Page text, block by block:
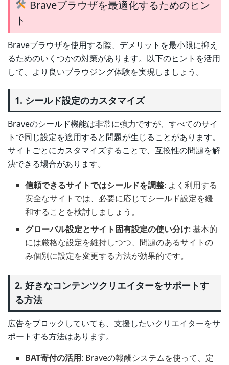
Braveブラウザを最適化するためのヒン
ト
Braveブラウザを使用する際、デメリットを最小限に抑え
るためのいくつかの対策があります。以下のヒントを活用
して、より良いブラウジング体験を実現しましょう。
1. シールド設定のカスタマイズ
Braveのシールド機能は非常に強力ですが、すべてのサイ
トで同じ設定を適用すると問題が生じることがあります。
サイトごとにカスタマイズすることで、互換性の問題を解
決できる場合があります。
信頼できるサイトではシールドを調整: よく利用する
安全なサイトでは、必要に応じてシールド設定を緩
和することを検討しましょう。
グローバル設定とサイト固有設定の使い分け: 基本的
には厳格な設定を維持しつつ、問題のあるサイトの
み個別に設定を変更する方法が効果的です。
2. 好きなコンテンツクリエイターをサポートす
る方法
広告をブロックしていても、支援したいクリエイターをサ
ポートする方法はあります。
BAT寄付の活用: Braveの報酬システムを使って、定